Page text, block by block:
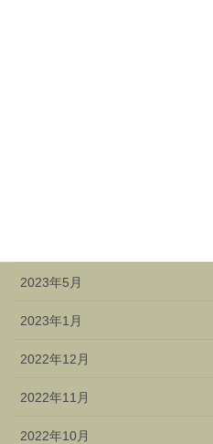
2023年5月
2023年1月
2022年12月
2022年11月
2022年10月